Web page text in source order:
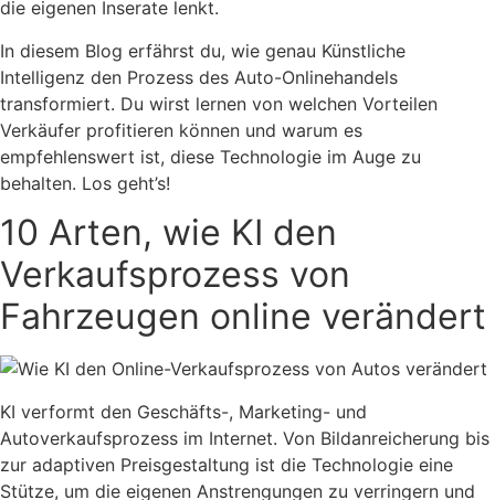
die eigenen Inserate lenkt.
In diesem Blog erfährst du, wie genau Künstliche
Intelligenz den Prozess des Auto-Onlinehandels
transformiert. Du wirst lernen von welchen Vorteilen
Verkäufer profitieren können und warum es
empfehlenswert ist, diese Technologie im Auge zu
behalten. Los geht’s!
10 Arten, wie KI den
Verkaufsprozess von
Fahrzeugen online verändert
KI verformt den Geschäfts-, Marketing- und
Autoverkaufsprozess im Internet. Von Bildanreicherung bis
zur adaptiven Preisgestaltung ist die Technologie eine
Stütze, um die eigenen Anstrengungen zu verringern und